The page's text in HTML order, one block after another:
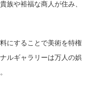
族や裕福な商人が住み、
にすることで美術を特権
ルギャラリーは万人の娯